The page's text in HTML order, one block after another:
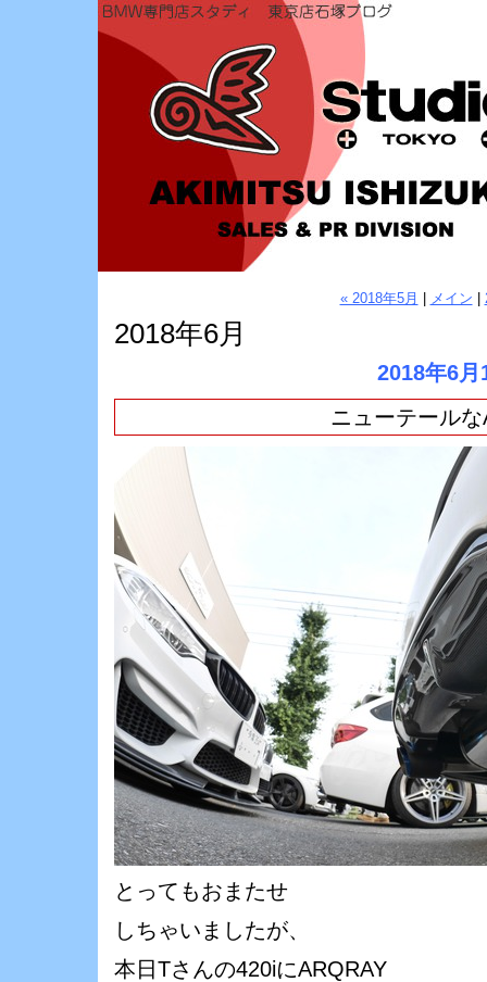
« 2018年5月 メイン
2018年6月
2018年6月
ニューテール
とってもおまたせ
しちゃいましたが、
本日Tさんの420iにARQRAY